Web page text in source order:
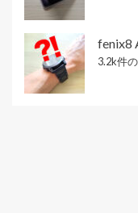
fenix8
3.2k件